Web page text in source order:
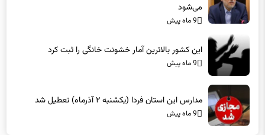
می‌شود
9 ماه پیش
این کشور بالاترین آمار خشونت خانگی را ثبت کرد
9 ماه پیش
مدارس این استان فردا (یکشنبه ۲ آذرماه) تعطیل شد
9 ماه پیش